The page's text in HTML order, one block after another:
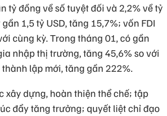
tỷ đồng về số tuyệt đối và 2,2% về tỷ
1,5 tỷ USD, tăng 15,7%; vốn FDI
cùng kỳ. Trong tháng 01, có gần
nhập thị trường, tăng 45,6% so với
lập mới, tăng gần 222%.
xây dựng, hoàn thiện thể chế; tập
đẩy tăng trưởng; quyết liệt chỉ đạo